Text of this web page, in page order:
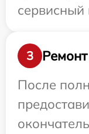
сервисный
3
После